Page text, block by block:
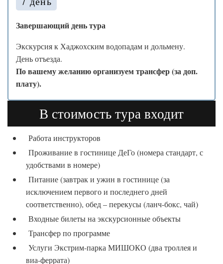
Завершающий день тура
Экскурсия к Хаджохским водопадам и дольмену.
День отъезда.
По вашему желанию организуем трансфер (за доп.
плату).
В стоимость тура входит
Работа инструкторов
Проживание в гостинице ДеГо (номера стандарт, с
удобствами в номере)
Питание (завтрак и ужин в гостинице (за
исключением первого и последнего дней
соответственно), обед – перекусы (ланч-бокс, чай)
Входные билеты на экскурсионные объекты
Трансфер по программе
Услуги Экстрим-парка МИШОКО (два троллея и
виа-феррата)